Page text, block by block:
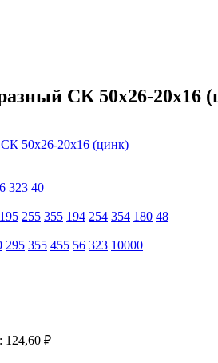
СК 50х26-20х16
323 40
195 255 355 194 254 354 180 48
295 355 455 56 323 10000
124,60 ₽